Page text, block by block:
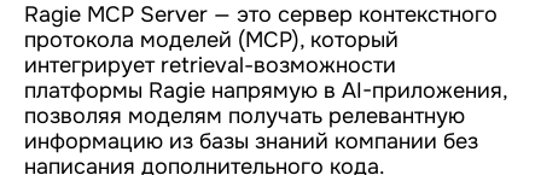
Ragie MCP Server — это сервер контекстного
протокола моделей (MCP), который
интегрирует retrieval-возможности
платформы Ragie напрямую в AI-приложения,
позволяя моделям получать релевантную
информацию из базы знаний компании без
написания дополнительного кода.